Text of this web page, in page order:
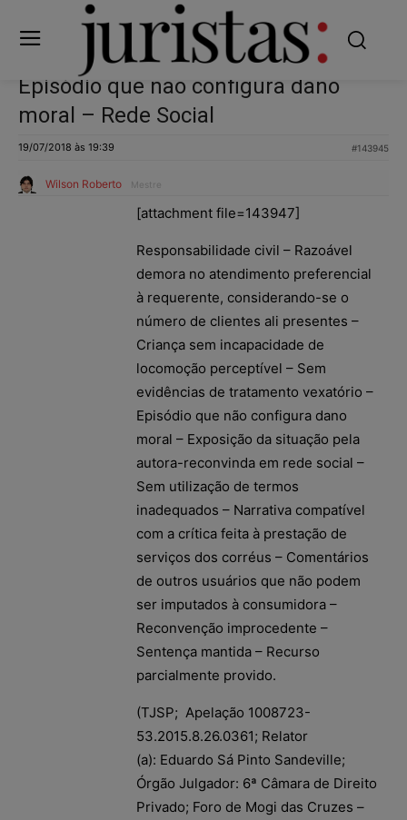
Episódio que não configura dano
moral – Rede Social
19/07/2018 às 19:39 #143945
Wilson Roberto Mestre
[attachment file=143947]
Responsabilidade civil – Razoável
demora no atendimento preferencial
à requerente, considerando-se o
número de clientes ali presentes –
Criança sem incapacidade de
locomoção perceptível – Sem
evidências de tratamento vexatório –
Episódio que não configura dano
moral – Exposição da situação pela
autora-reconvinda em rede social –
Sem utilização de termos
inadequados – Narrativa compatível
com a crítica feita à prestação de
serviços dos corréus – Comentários
de outros usuários que não podem
ser imputados à consumidora –
Reconvenção improcedente –
Sentença mantida – Recurso
parcialmente provido.
(TJSP; Apelação 1008723-
53.2015.8.26.0361; Relator
(a): Eduardo Sá Pinto Sandeville;
Órgão Julgador: 6ª Câmara de Direito
Privado; Foro de Mogi das Cruzes –